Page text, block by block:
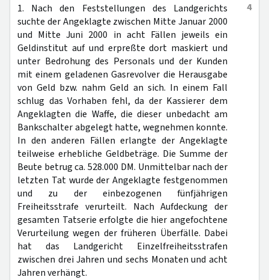
4
1. Nach den Feststellungen des Landgerichts
suchte der Angeklagte zwischen Mitte Januar 2000
und Mitte Juni 2000 in acht Fällen jeweils ein
Geldinstitut auf und erpreßte dort maskiert und
unter Bedrohung des Personals und der Kunden
mit einem geladenen Gasrevolver die Herausgabe
von Geld bzw. nahm Geld an sich. In einem Fall
schlug das Vorhaben fehl, da der Kassierer dem
Angeklagten die Waffe, die dieser unbedacht am
Bankschalter abgelegt hatte, wegnehmen konnte.
In den anderen Fällen erlangte der Angeklagte
teilweise erhebliche Geldbeträge. Die Summe der
Beute betrug ca. 528.000 DM. Unmittelbar nach der
letzten Tat wurde der Angeklagte festgenommen
und zu der einbezogenen fünfjährigen
Freiheitsstrafe verurteilt. Nach Aufdeckung der
gesamten Tatserie erfolgte die hier angefochtene
Verurteilung wegen der früheren Überfälle. Dabei
hat das Landgericht Einzelfreiheitsstrafen
zwischen drei Jahren und sechs Monaten und acht
Jahren verhängt.